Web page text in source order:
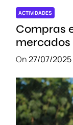
ACTIVIDADES
Compras
mercados
On27/07/2025